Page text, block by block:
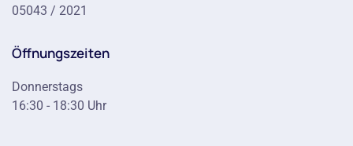
05043 / 2021
Öffnungszeiten
Donnerstags
16:30 - 18:30 Uhr